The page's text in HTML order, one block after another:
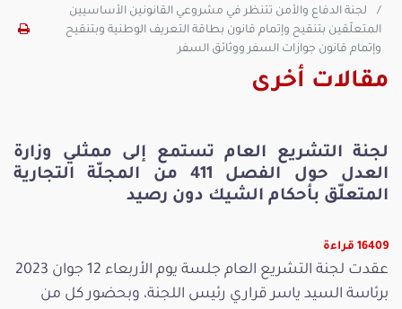
لجنة الدفاع والأمن تتنظر في مشروعي القانونين الأساسيين
المتعلّقين بتنقيح وإتمام قانون بطاقة التعريف الوطنية وبتنقيح
وإتمام قانون جوازات السفر ووثائق السفر
مقالات أخرى
لجنة التشريع العام تستمع إلى ممثلي وزارة
العدل حول الفصل 411 من المجلّة التجارية
المتعلّق بأحكام الشيك دون رصيد
16409 قراءة
عقدت لجنة التشريع العام جلسة يوم الأربعاء 12 جوان 2023
برئاسة السيد ياسر قراري رئيس اللجنة، وبحضور كل من